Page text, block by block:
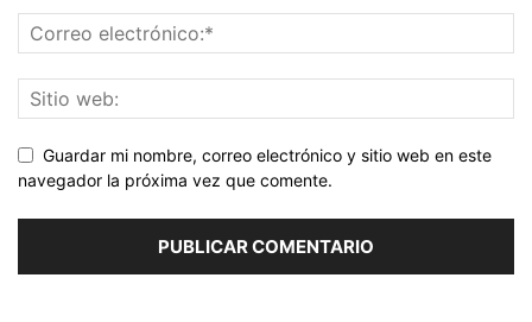
Guardar mi nombre, correo electrónico y sitio web en este
navegador la próxima vez que comente.